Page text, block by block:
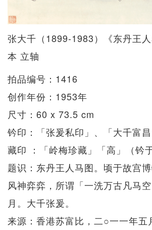
张大千（1899-1983）《东丹王
本 立轴
拍品编号：1416
创作年份：1953年
尺寸：60 x 73.5 cm
钤印：「张爰私印」、「大千富昌
藏印 ：「岭梅珍藏」「高」（钤
题识：东丹王人马图。顷于故宫
风神弈弈，所谓「一洗万古凡马
月。大千张爰。
来源：香港苏富比，二○一一年五